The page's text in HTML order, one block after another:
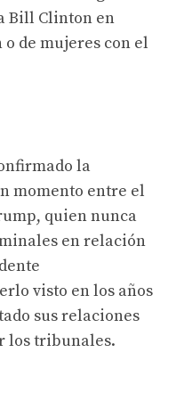
Bill Clinton en
de mujeres con el
la
momento entre el
quien nunca
en relación
visto en los años
sus relaciones
los tribunales.